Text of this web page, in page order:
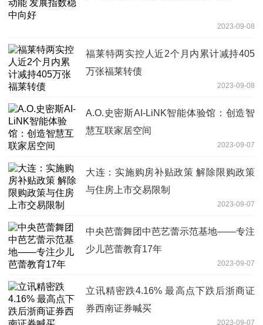
2023-09-08
福莱特两实控人近2个月内累计减持405
万张福莱转债
2023-09-08
A.O.史密斯AI-LiNK智能体验馆：创造智
慧互联家居空间
2023-09-07
大连：实施购房补贴政策 解除限购政策
与住房上市交易限制
2023-09-07
中央芭蕾舞团中芭艺蕾示范基地——专注
少儿芭蕾教育17年
2023-09-07
立讯精密跌4.16% 最高点下跌后浙商证
券西南证券喊买
2023-09-07